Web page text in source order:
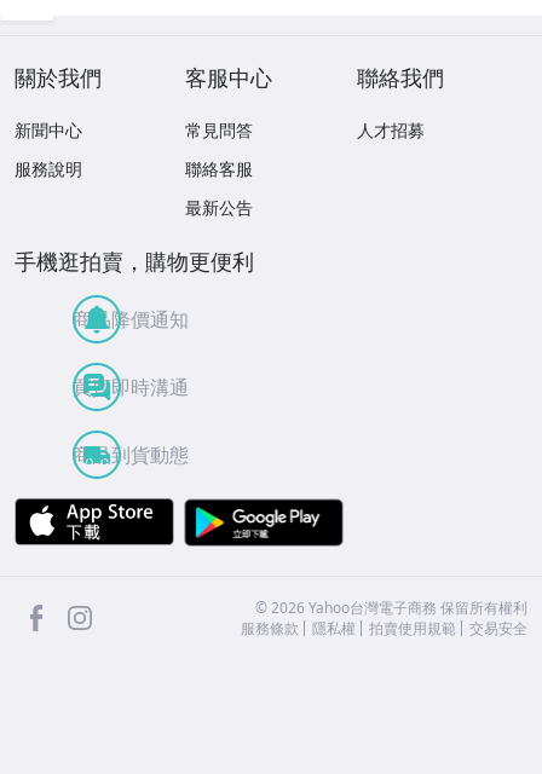
關於我們
新聞中心
服務說明
客服中心
常見問答
聯絡客服
最新公告
聯絡我們
人才招募
手機逛拍賣，購物更便利
商品降價通知
買賣即時溝通
商品到貨動態
APP Store
facebook ©2026 Yahoo台灣電子商務 保留所有權利
服務條款
隱私權 拍賣使用規範 交易安全